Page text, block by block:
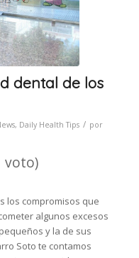
dental de los
, Daily Health Tips / por
voto)
los compromisos que
algunos excesos
y la de sus
Soto te contamos